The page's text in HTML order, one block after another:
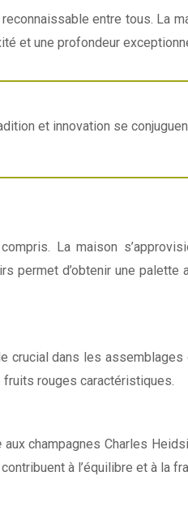
entre tous. La
et une profondeur
et innovation se
La maison
permet d’obtenir une
dans les
rouges caractéristiques.
aux champagnes Charles
à l’équilibre et à la